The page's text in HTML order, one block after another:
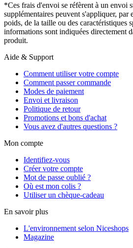
*Ces frais d'envoi se réfèrent à un envoi
supplémentaires peuvent s'appliquer, par
poids, de la taille ou des caractéristiques
informations sont indiquées directement
produit.
Aide & Support
Comment utiliser votre compte
Comment passer commande
Modes de paiement
Envoi et livraison
Politique de retour
Promotions et bons d'achat
Vous avez d'autres questions ?
Mon compte
Identifiez-vous
Créer votre compte
Mot de passe oublié ?
Où est mon colis ?
Utiliser un chèque-cadeau
En savoir plus
L'environnement selon Niceshops
Magazine